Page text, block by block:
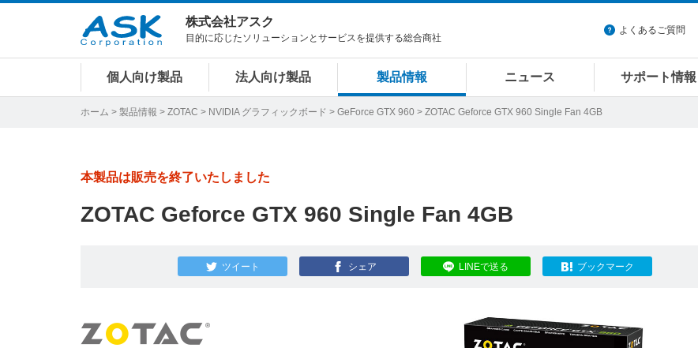
株式会社アスク
目的に応じたソリューションとサービスを提供する総合商社
よくあるご質問
個人向け製品 法人向け製品 製品情報 ニュース サポート情報
ホーム > 製品情報 > ZOTAC > NVIDIA グラフィックボード > GeForce GTX 960 > ZOTAC Geforce GTX 960 Single Fan 4GB
本製品は販売を終了いたしました
ZOTAC Geforce GTX 960 Single Fan 4GB
ツイート シェア LINEで送る ブックマーク